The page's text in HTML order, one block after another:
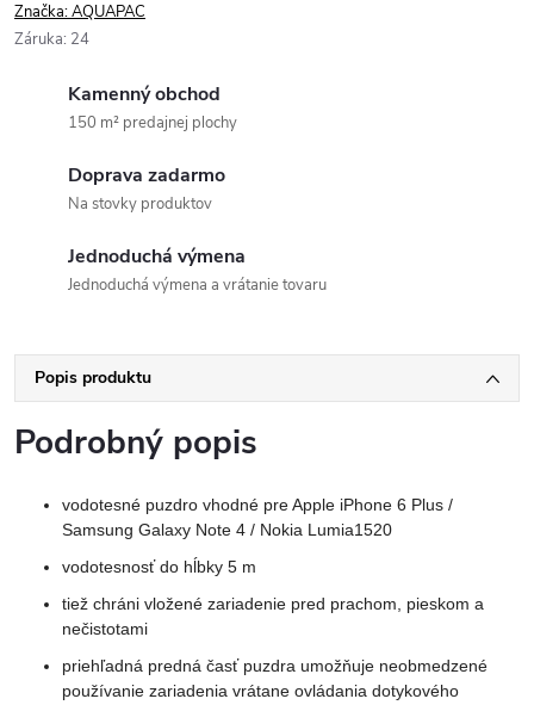
Značka:AQUAPAC
Záruka: 24
Kamenný obchod
150 m² predajnej plochy
Doprava zadarmo
Na stovky produktov
Jednoduchá výmena
Jednoduchá výmena a vrátanie tovaru
Popis produktu
Podrobný popis
vodotesné puzdro vhodné pre Apple iPhone 6 Plus /
Samsung Galaxy Note 4 / Nokia Lumia1520
vodotesnosť do hĺbky 5 m
tiež chráni vložené zariadenie pred prachom, pieskom a
nečistotami
priehľadná predná časť puzdra umožňuje neobmedzené
používanie zariadenia vrátane ovládania dotykového